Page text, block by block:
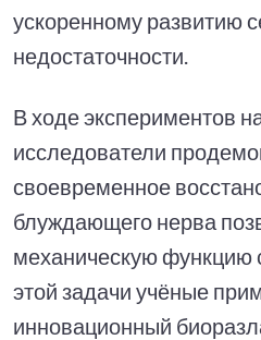
ускоренному развитию
недостаточности.
В ходе экспериментов
исследователи
своевременное
блуждающего нерва
механическую функцию
этой задачи учёные
инновационный